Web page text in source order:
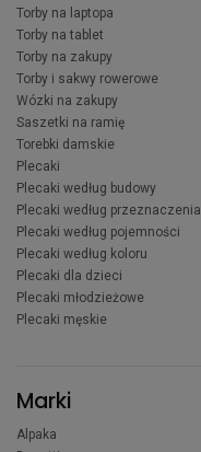
Torby na laptopa
Torby na tablet
Torby na zakupy
Torby i sakwy rowerowe
Wózki na zakupy
Saszetki na ramię
Torebki damskie
Plecaki
Plecaki według budowy
Plecaki według przeznaczenia
Plecaki według pojemności
Plecaki według koloru
Plecaki dla dzieci
Plecaki młodzieżowe
Plecaki męskie
Marki
Alpaka